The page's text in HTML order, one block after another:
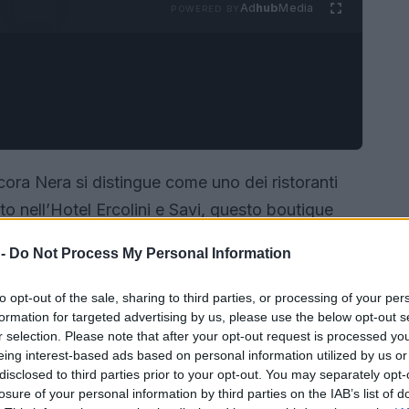
Do Not Process My Personal Information
opt-out of the sale, sharing to third parties, or processing of your
for targeted advertising by us, please use the below opt-out
selection. Please note that after your opt-out request is processed
interest-based ads based on personal information utilized by us
to third parties prior to your opt-out. You may separately
of your personal information by third parties on the IAB’s list of
AdhubMedia
Nera si distingue come uno dei ristoranti
nell’Hotel Ercolini e Savi, questo boutique
accogliente e sofisticata. La
e una proposta gastronomica variegata rende
un’esperienza culinaria indimenticabile.